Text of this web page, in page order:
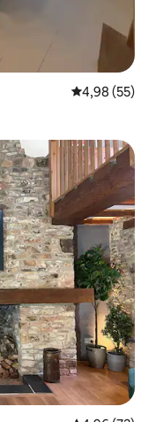
Средна
4,98 (55)